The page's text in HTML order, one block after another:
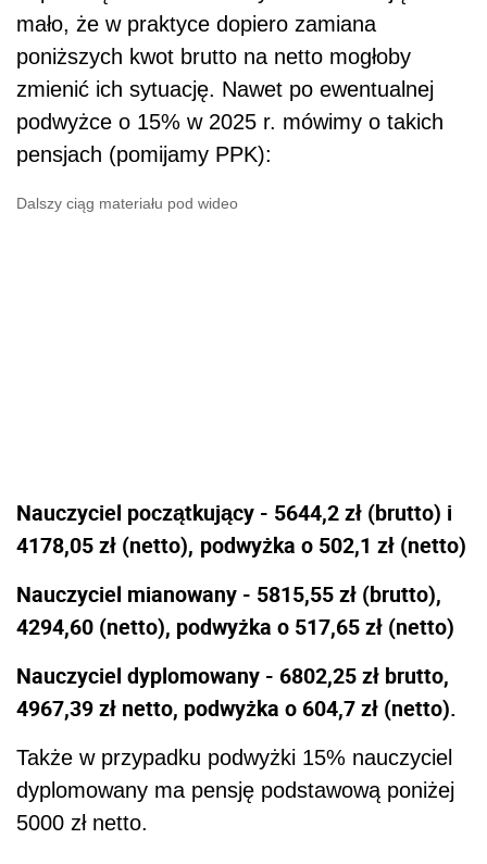
mało, że w praktyce dopiero zamiana
poniższych kwot brutto na netto mogłoby
zmienić ich sytuację. Nawet po ewentualnej
podwyżce o 15% w 2025 r. mówimy o takich
pensjach (pomijamy PPK):
Dalszy ciąg materiału pod wideo
Nauczyciel początkujący - 5644,2 zł (brutto) i
4178,05 zł (netto), podwyżka o 502,1 zł (netto)
Nauczyciel mianowany - 5815,55 zł (brutto),
4294,60 (netto), podwyżka o 517,65 zł (netto)
Nauczyciel dyplomowany - 6802,25 zł brutto,
4967,39 zł netto, podwyżka o 604,7 zł (netto).
Także w przypadku podwyżki 15% nauczyciel
dyplomowany ma pensję podstawową poniżej
5000 zł netto.